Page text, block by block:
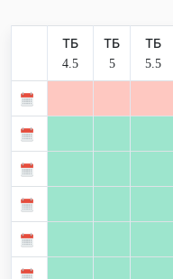
ТБ
4.5
ТБ
5
ТБ
5.5